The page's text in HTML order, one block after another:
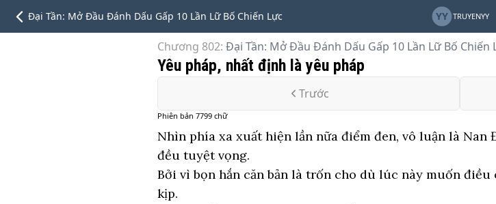
Đại Tần: Mở Đầu Đánh Dấu Gấp 10 Lần Lữ Bố Chiến Lực YY TRUYENYY
Chương 802: Đại Tần: Mở Đầu Đánh Dấu Gấp 10 Lần Lữ Bố Chiến
Yêu pháp, nhất định là yêu pháp
Trước
Phiên bản 7799 chữ
Nhìn phía xa xuất hiện lần nữa điểm đen, vô luận là
đều tuyệt vọng.
Bởi vì bọn hắn căn bản là trốn cho dù lúc này muốn
kịp.